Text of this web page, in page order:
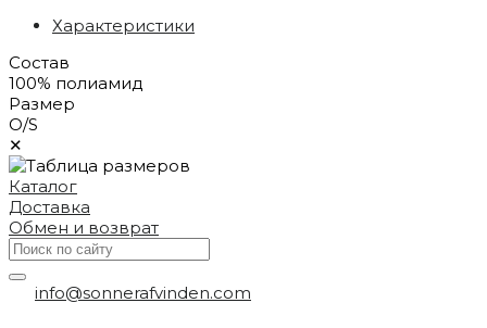
Характеристики
Состав
100% полиамид
Размер
O/S
✕
Каталог
Доставка
Обмен и возврат
info@sonnerafvinden.com